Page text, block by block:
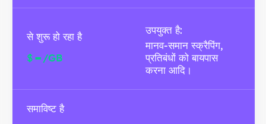
से शुरू हो रहा है
$- /GB
उपयुक्त है:
मानव-समान स्क्रैपिंग,
प्रतिबंधों को बायपास
करना आदि।
समाविष्ट है